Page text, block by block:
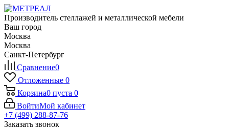
Производитель стеллажей и металлической мебели
Ваш город
Москва
Москва
Санкт-Петербург
Сравнение0
Отложенные 0
Корзина0 пуста 0
ВойтиМой кабинет
+7 (499) 288-87-76
Заказать звонок